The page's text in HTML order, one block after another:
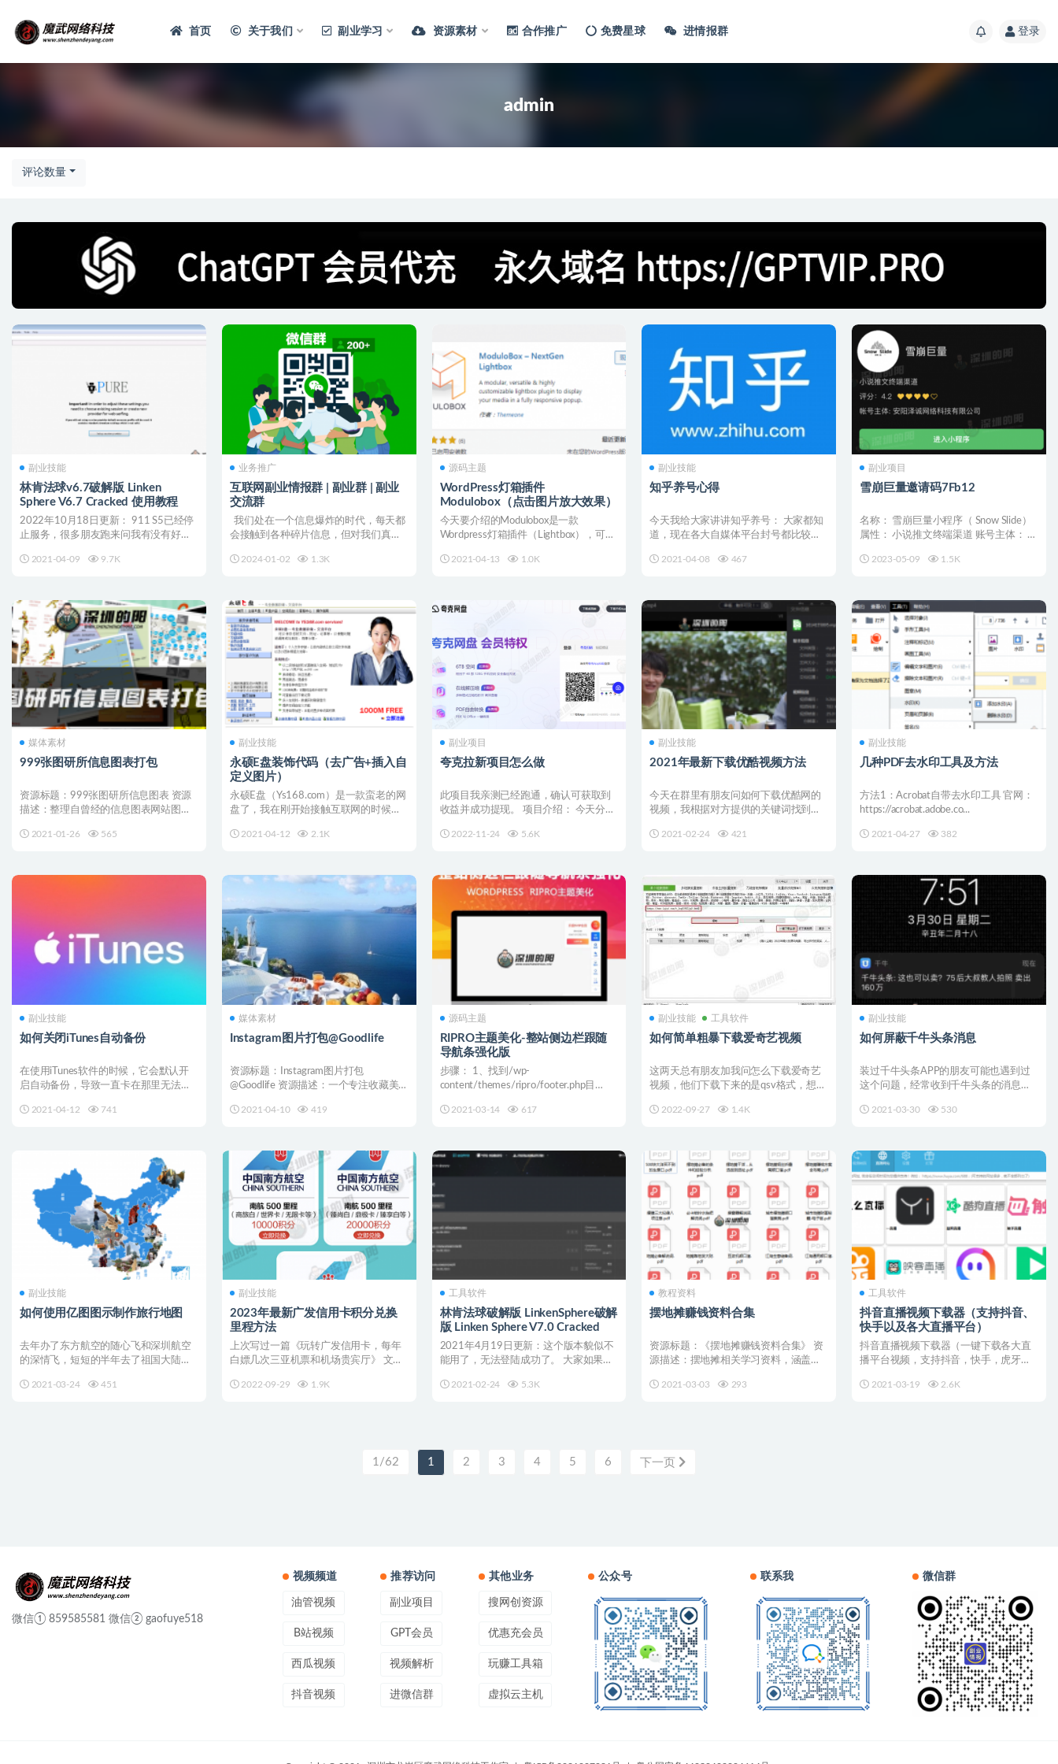
首页 关于我们 副业学习 资源素材 合作推广 免费星球 进情报群 登录
admin
评论数量
副业技能
林肯法球v6.7破解版 Linken
Sphere V6.7 Cracked 使用教程
2022年10月18日更新： 911 S5已经停
止服务，很多朋友跑来问我有没有好的
2021-04-09
9.7K
业务推广
互联网副业情报群 | 副业群 | 副业
交流群
我们处在一个信息爆炸的时代，每天都
会接触到各种碎片信息，但对我们真的
2024-01-02
1.3K
源码主题
WordPress灯箱插件
Modulobox（点击图片放大效果）
今天要介绍的Modulobox是一款
Wordpress灯箱插件（Lightbox），可以
2021-04-13
1.0K
副业技能
知乎养号心得
今天我给大家讲讲知乎养号： 大家都知
道，现在各大自媒体平台封号都比较严
2021-04-08
467
副业项目
雪崩巨量邀请码7Fb12
名称： 雪崩巨量小程序（ Snow Slide）
属性： 小说推文终端渠道 账号主体： 安
2023-05-09
1.5K
媒体素材
999张图研所信息图表打包
资源标题：999张图研所信息图表 资源
描述：整理自曾经的信息图表网站图研
2021-01-26
565
副业技能
永硕E盘装饰代码（去广告+插入自
定义图片）
永硕E盘（Ys168.com）是一款蛮老的网
盘了，我在刚开始接触互联网的时候用
2021-04-12
2.1K
副业项目
夸克拉新项目怎么做
此项目我亲测已经跑通，确认可获取到
收益并成功提现。 项目介绍： 今天分享
2022-11-24
5.6K
副业技能
2021年最新下载优酷视频方法
今天在群里有朋友问如何下载优酷网的
视频，我根据对方提供的关键词找到了
2021-02-24
421
副业技能
几种PDF去水印工具及方法
方法1：Acrobat自带去水印工具 官网：
https://acrobat.adobe.co...
2021-04-27 382
副业技能
如何关闭iTunes自动备份
在使用iTunes软件的时候，它会默认开
启自动备份，导致一直卡在那里无法使
2021-04-12
741
媒体素材
Instagram图片打包@Goodlife
资源标题：Instagram图片打包
@Goodlife 资源描述：一个专注收藏美
2021-04-10
419
源码主题
RIPRO主题美化-整站侧边栏跟随
导航条强化版
步骤： 1、找到/wp-
content/themes/ripro/footer.php目
2021-03-14
617
副业技能 工具软件
如何简单粗暴下载爱奇艺视频
这两天总有朋友加我问怎么下载爱奇艺
视频，他们下载下来的是qsv格式，想转
2022-09-27
1.4K
副业技能
如何屏蔽千牛头条消息
装过千牛头条APP的朋友可能也遇到过
这个问题，经常收到千牛头条的消息推
2021-03-30
530
副业技能
如何使用亿图图示制作旅行地图
去年办了东方航空的随心飞和深圳航空
的深情飞，短短的半年去了祖国大陆的
2021-03-24
451
副业技能
2023年最新广发信用卡积分兑换
里程方法
上次写过一篇《玩转广发信用卡，每年
白嫖几次三亚机票和机场贵宾厅》 文章
2022-09-29
1.9K
工具软件
林肯法球破解版 LinkenSphere破解
版 Linken Sphere V7.0 Cracked
2021年4月19日更新：这个版本貌似不
能用了，无法登陆成功了。 大家如果也
2021-02-24
5.3K
教程资料
摆地摊赚钱资料合集
资源标题：《摆地摊赚钱资料合集》 资
源描述：摆地摊相关学习资料，涵盖了
2021-03-03
293
工具软件
抖音直播视频下载器（支持抖音、
快手以及各大直播平台）
抖音直播视频下载器（一键下载各大直
播平台视频，支持抖音，快手，虎牙，
2021-03-19
2.6K
1/62 1 2 3 4 5 6 下一页
微信① 859585581 微信② gaofuye518
视频频道
油管视频
B站视频
西瓜视频
抖音视频
推荐访问
副业项目
GPT会员
视频解析
进微信群
其他业务
搜网创资源
优惠充会员
玩赚工具箱
虚拟云主机
公众号 联系我 微信群